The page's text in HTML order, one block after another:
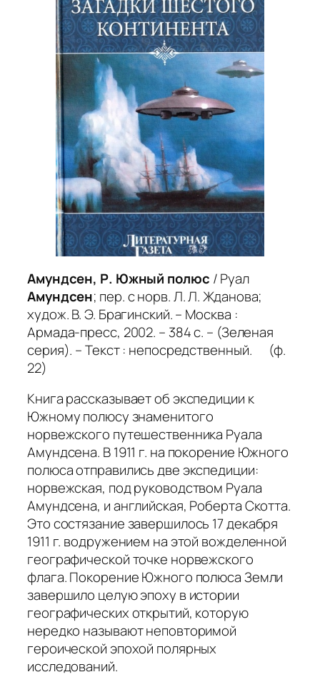
Амундсен, Р. Южный полюс / Руал
Амундсен; пер. с норв. Л. Л. Жданова;
худож. В. Э. Брагинский. – Москва :
Армада-пресс, 2002. – 384 с. – (Зеленая
серия). – Текст : непосредственный. (ф.
22)
Книга рассказывает об экспедиции к
Южному полюсу знаменитого
норвежского путешественника Руала
Амундсена. В 1911 г. на покорение Южного
полюса отправились две экспедиции:
норвежская, под руководством Руала
Амундсена, и английская, Роберта Скотта.
Это состязание завершилось 17 декабря
1911 г. водружением на этой вожделенной
географической точке норвежского
флага. Покорение Южного полюса Земли
завершило целую эпоху в истории
географических открытий, которую
нередко называют неповторимой
героической эпохой полярных
исследований.